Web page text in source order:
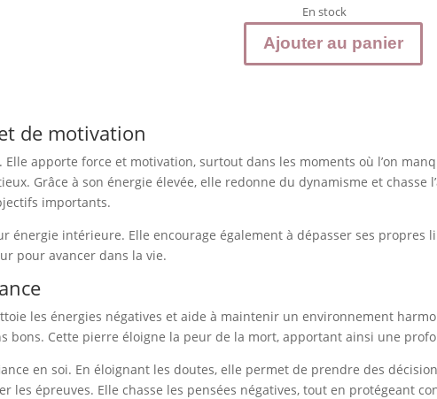
En stock
quantité
pierre
naturelle
Ajouter au panier
de motivation
apporte force et motivation, surtout dans les moments où l’on
Grâce à son énergie élevée, elle redonne du dynamisme et chasse
importants.
intérieure. Elle encourage également à dépasser ses propres
pour avancer dans la vie.
les énergies négatives et aide à maintenir un environnement
bons. Cette pierre éloigne la peur de la mort, apportant ainsi une
en soi. En éloignant les doutes, elle permet de prendre des
épreuves. Elle chasse les pensées négatives, tout en protégeant